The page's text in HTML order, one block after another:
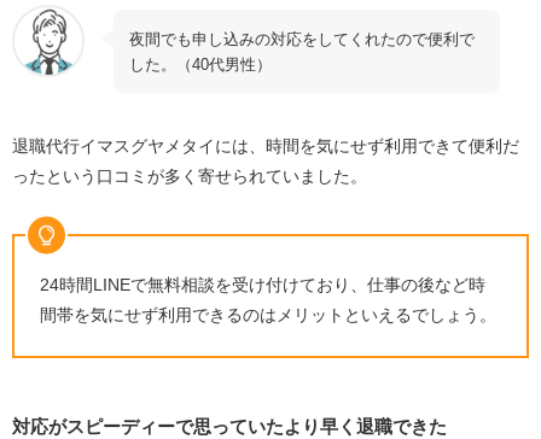
2.申し込み・支払いをする
3.退職代行イマスグヤメタイから退職連絡してもらう
5.退職する
退職代行イマスグヤメタイと他社のサービスを比較！
退職代行イマスグヤメタイに関するよくある質問
退職代行における最もおすすめなサービスはどこ？
退職代行は転職に影響する？
夜間でも申し込みの対応をしてくれたので便利で
した。（40代男性）
退職代行イマスグヤメタイには、時間を気にせず利用できて便利だ
ったという口コミが多く寄せられていました。
24時間LINEで無料相談を受け付けており、仕事の後など時
間帯を気にせず利用できるのはメリットといえるでしょう。
対応がスピーディーで思っていたより早く退職できた